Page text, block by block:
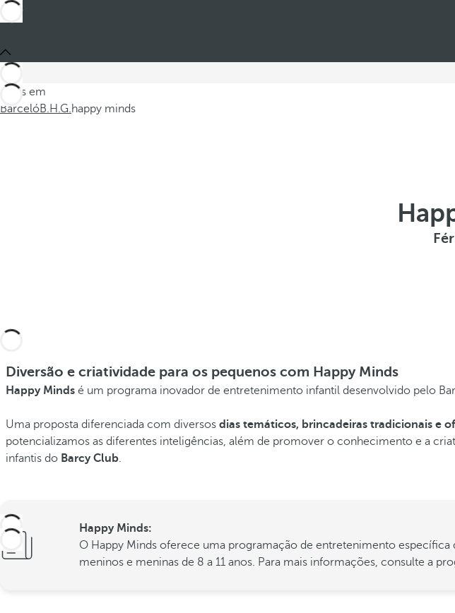
Estes em
BarcelóB.H.G.happy minds
Diversão e criatividade para os pequenos com Happy Minds
Happy Minds é um programa inovador de entretenimento infantil desenvolvido pelo
Uma proposta diferenciada com diversos dias temáticos, brincadeiras tradicionais e
potencializamos as diferentes inteligências, além de promover o conhecimento e a
infantis do Barcy Club.
Happy Minds:
O Happy Minds oferece uma programação de entretenimento específica
meninos e meninas de 8 a 11 anos. Para mais informações, consulte a